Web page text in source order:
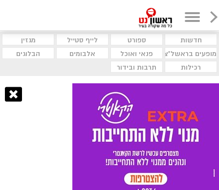
חדשות ספורט לייף סטייל
מגזין
מופעים בראשל"צ
פנאי ואוכל אלבומים
הבלוגים
רכילות
תרבות ובידור